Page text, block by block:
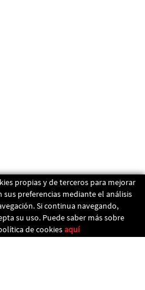
propias y de terceros para mejorar
sus preferencias mediante el análisis
Si continua navegando,
su uso. Puede saber más sobre
de cookiesaquí